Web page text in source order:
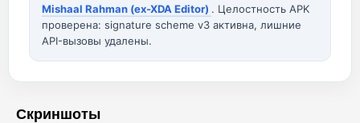
Mishaal Rahman (ex-XDA Editor) . Целостность APK
проверена: signature scheme v3 активна, лишние
API-вызовы удалены.
Скриншоты